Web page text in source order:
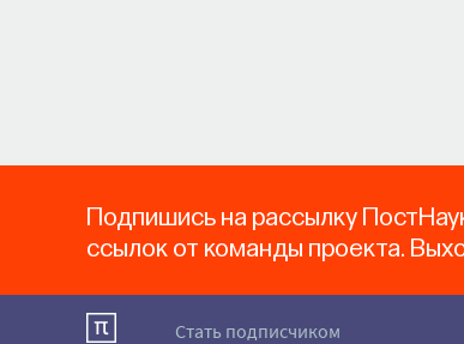
Подпишись на рассылку
ссылок от команды проекта.
Стать подписчиком